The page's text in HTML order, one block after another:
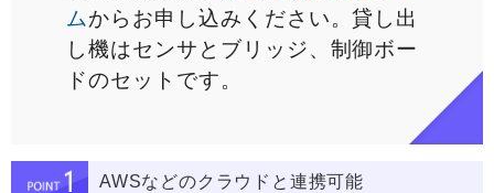
ムからお申し込みください。貸し出
し機はセンサとブリッジ、制御ボー
ドのセットです。
AWSなどのクラウドと連携可能